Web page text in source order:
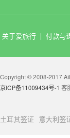
关于爱旅行 | 付款与
Copyright © 2008-2017
京ICP备11009434号-1 客
土耳其签证 意大利签